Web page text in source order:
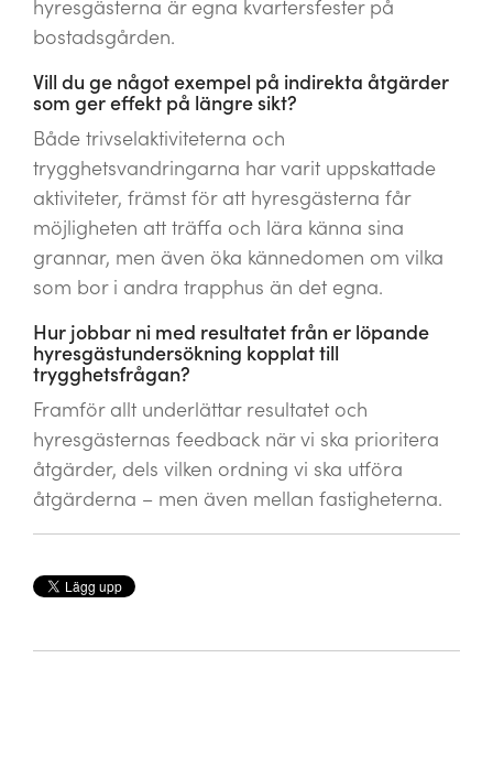
hyresgästerna är egna kvartersfester på
bostadsgården.
Vill du ge något exempel på indirekta åtgärder
som ger effekt på längre sikt?
Både trivselaktiviteterna och
trygghetsvandringarna har varit uppskattade
aktiviteter, främst för att hyresgästerna får
möjligheten att träffa och lära känna sina
grannar, men även öka kännedomen om vilka
som bor i andra trapphus än det egna.
Hur jobbar ni med resultatet från er löpande
hyresgästundersökning kopplat till
trygghetsfrågan?
Framför allt underlättar resultatet och
hyresgästernas feedback när vi ska prioritera
åtgärder, dels vilken ordning vi ska utföra
åtgärderna – men även mellan fastigheterna.